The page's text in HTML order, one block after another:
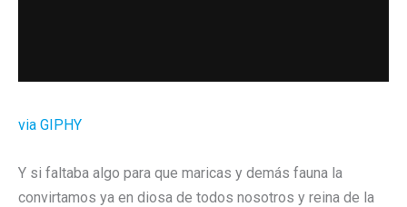
via GIPHY
Y si faltaba algo para que maricas y demás fauna la
convirtamos ya en diosa de todos nosotros y reina de la